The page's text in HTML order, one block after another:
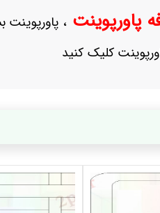
پاورپوینت، پاورپوینت
کلیک کنید